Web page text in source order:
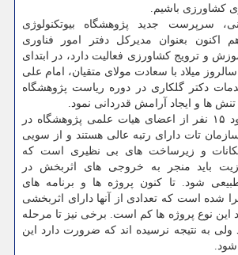
کشاورزی باشیم.
سرپرست جدید پژوهشگاه بیوتکنولوژی
اکنون بعنوان مدیرکل دفتر امور فناوری
و ترویج کشاورزی فعالیت دارد، در ابتدای
میلاد با سعادت مولای متقیان، امام علی
دکتر گلکاری در دوره ریاست پژوهشگاه
ها و ایجاد آرامش قدردانی نمود.
وی تصریح کرد: حدود ۱۵ نفر از اعضای هیات علمی پژوهشگاه در
تات دارای رتبه عالی هستند و از سویی
و زیرساخت های بی نظیری است که
باید منجر به خروجی های اثربخش در
شود. تا کنون پروژه ها و برنامه های
شده است که تعدادی از آنها دارای اثربخشی
این نوع پروژه ها کم است. برخی نیز تا مرحله
ولی به نتیجه نرسیده اند که ضرورت دارد این
شود.